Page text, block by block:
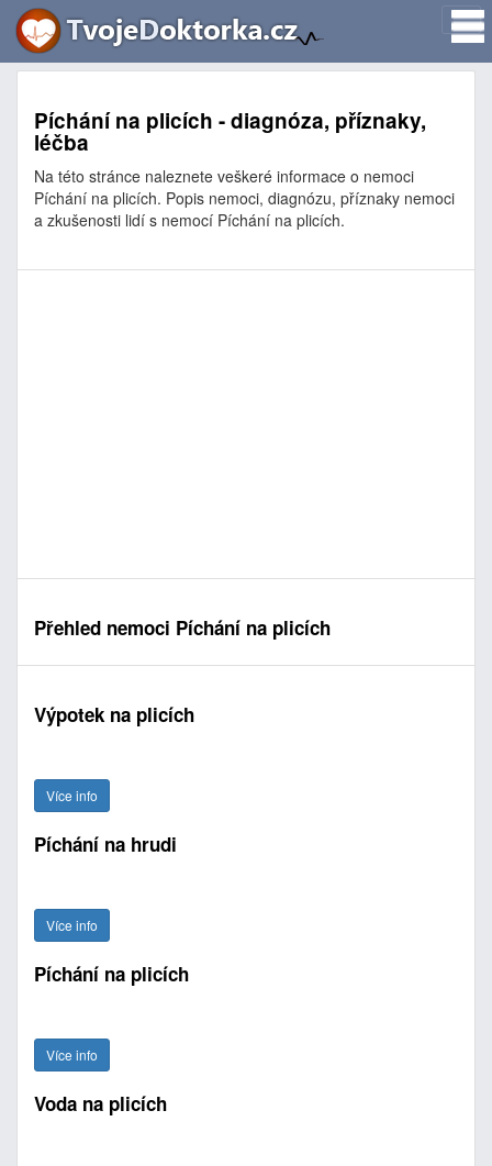
Píchání na plicích - diagnóza, příznaky,
léčba
Na této stránce naleznete veškeré informace o nemoci
Píchání na plicích. Popis nemoci, diagnózu, příznaky nemoci
a zkušenosti lidí s nemocí Píchání na plicích.
Přehled nemoci Píchání na plicích
Výpotek na plicích
Více info
Píchání na hrudi
Více info
Píchání na plicích
Více info
Voda na plicích